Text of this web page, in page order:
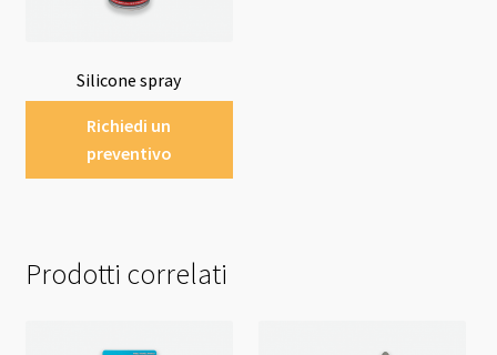
Silicone spray
Richiedi un
preventivo
Prodotti correlati